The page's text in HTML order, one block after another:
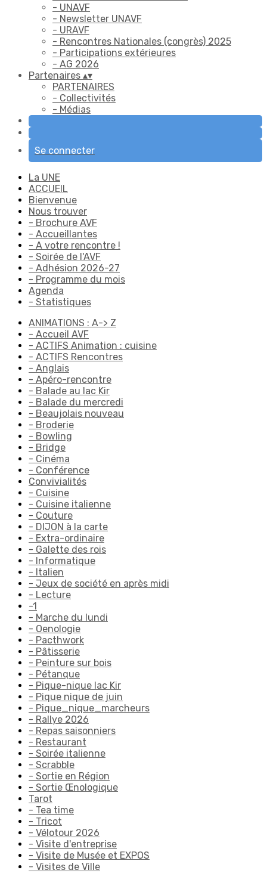
- UNAVF
- Newsletter UNAVF
- URAVF
- Rencontres Nationales (congrès) 2025
- Participations extérieures
- AG 2026
Partenaires ▴▾
PARTENAIRES
- Collectivités
- Médias
Se connecter
La UNE
ACCUEIL
Bienvenue
Nous trouver
- Brochure AVF
- Accueillantes
- A votre rencontre !
- Soirée de l'AVF
- Adhésion 2026-27
- Programme du mois
Agenda
- Statistiques
ANIMATIONS : A-> Z
- Accueil AVF
- ACTIFS Animation : cuisine
- ACTIFS Rencontres
- Anglais
- Apéro-rencontre
- Balade au lac Kir
- Balade du mercredi
- Beaujolais nouveau
- Broderie
- Bowling
- Bridge
- Cinéma
- Conférence
Convivialités
- Cuisine
- Cuisine italienne
- Couture
- DIJON à la carte
- Extra-ordinaire
- Galette des rois
- Informatique
- Italien
- Jeux de société en après midi
- Lecture
-1
- Marche du lundi
- Oenologie
- Pacthwork
- Pâtisserie
- Peinture sur bois
- Pétanque
- Pique-nique lac Kir
- Pique nique de juin
- Pique_nique_marcheurs
- Rallye 2026
- Repas saisonniers
- Restaurant
- Soirée italienne
- Scrabble
- Sortie en Région
- Sortie Œnologique
Tarot
- Tea time
- Tricot
- Vélotour 2026
- Visite d'entreprise
- Visite de Musée et EXPOS
- Visites de Ville